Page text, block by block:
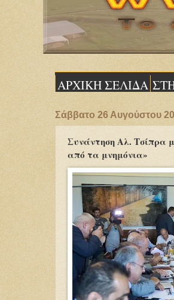
ΑΡΧΙΚΗ ΣΕΛΙΔΑ
Σάββατο 26 Αυγούστου
Συνάντηση Αλ. Τσίπρα
από τα μνημόνια»